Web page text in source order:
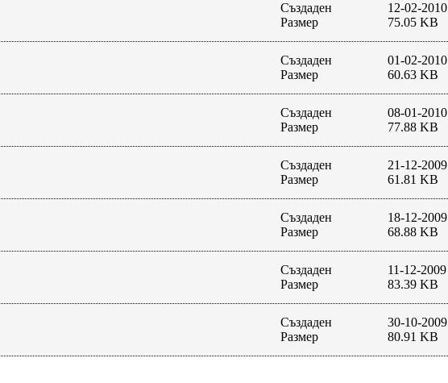
Създаден
Размер
12-02-2010
75.05 KB
Създаден
Размер
01-02-2010
60.63 KB
Създаден
Размер
08-01-2010
77.88 KB
Създаден
Размер
21-12-2009
61.81 KB
Създаден
Размер
18-12-2009
68.88 KB
Създаден
Размер
11-12-2009
83.39 KB
Създаден
Размер
30-10-2009
80.91 KB